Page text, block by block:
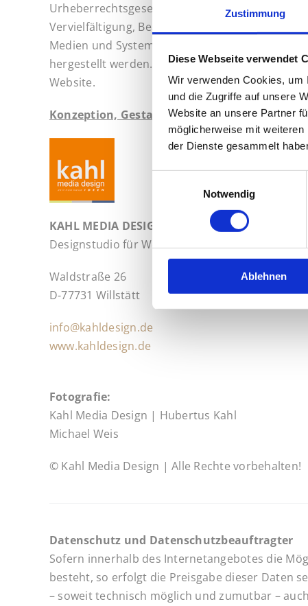
Zustimmung
Diese Webseite verwendet
Wir verwenden Cookies, um
und die Zugriffe auf unsere
Website an unsere Partner
möglicherweise mit
der Dienste gesammelt
Notwendig
Ablehnen
Urheberrechtsgesetz nicht zugelassene
Vervielfältigung, Bearbeitung, Übersetzung,
Medien und Systemen. Fotokopien und
hergestellt werden. Ich erlaube ausdrücklich
Website.
Konzeption, Gestaltung, Technische
KAHL MEDIA DESIGN
Designstudio für Werbung, Kommunikation
Waldstraße 26
D-77731 Willstätt
info@kahldesign.de
www.kahldesign.de
Fotografie:
Kahl Media Design | Hubertus Kahl
Michael Weis
© Kahl Media Design | Alle Rechte vorbehalten!
Datenschutz und Datenschutzbeauftragter
Sofern innerhalb des Internetangebotes die
besteht, so erfolgt die Preisgabe dieser Daten
– soweit technisch möglich und zumutbar –